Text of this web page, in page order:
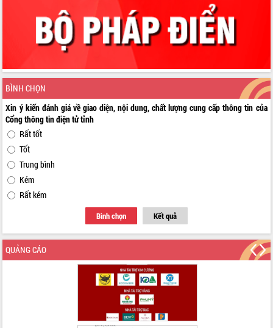
BÌNH CHỌN
Xin ý kiến đánh giá về giao diện, nội dung, chất lượng cung cấp thông tin của
Cổng thông tin điện tử tỉnh
Rất tốt
Tốt
Trung bình
Kém
Rất kém
Bình chọn Kết quả
QUẢNG CÁO